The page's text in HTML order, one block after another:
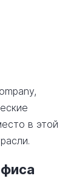
в этой